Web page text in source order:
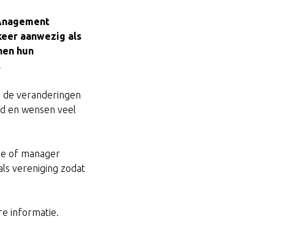
aanwezig als
hun
veranderingen
en wensen veel
of manager
vereniging zodat
informatie.